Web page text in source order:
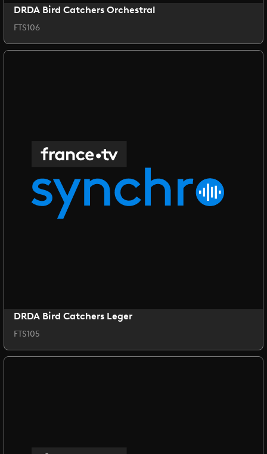
DRDA Bird Catchers Orchestral
FTS106
DRDA Bird Catchers Leger
FTS105